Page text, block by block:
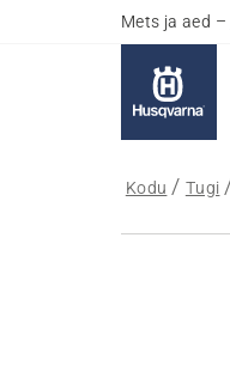
Mets ja aed –
Kodu Tugi